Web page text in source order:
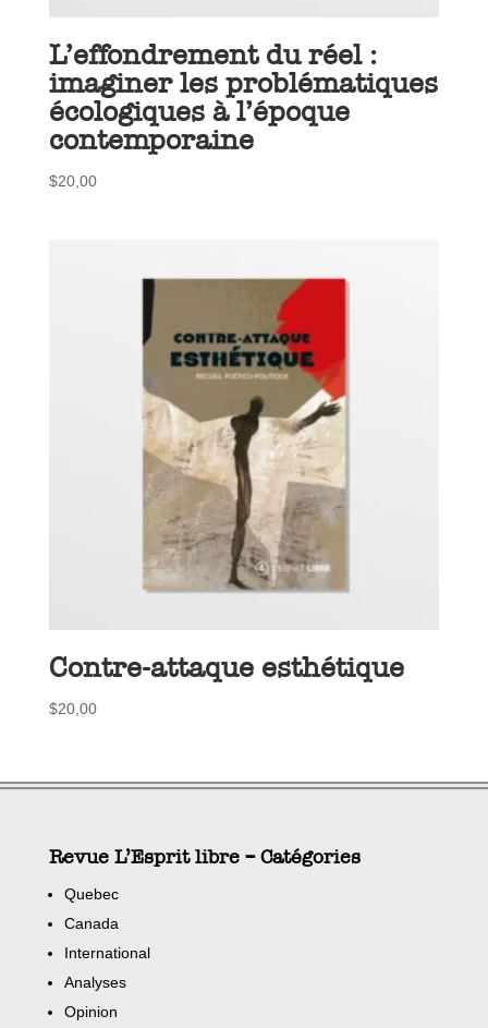
L’effondrement du réel :
imaginer les problématiques
écologiques à l’époque
contemporaine
$20,00
Contre-attaque esthétique
$20,00
Revue L’Esprit libre – Catégories
Quebec
Canada
International
Analyses
Opinion